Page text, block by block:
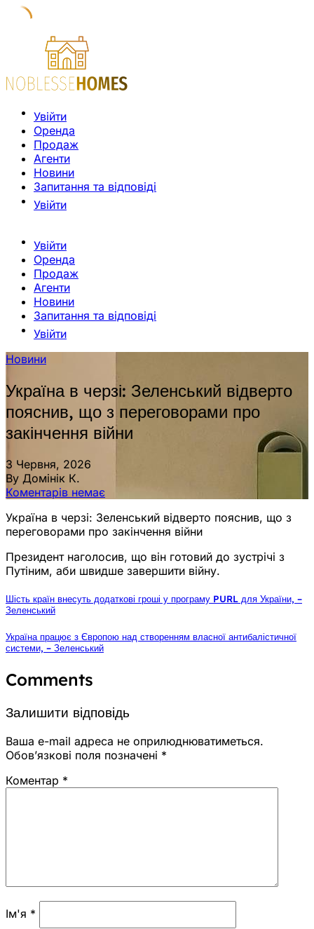
Увійти
Оренда
Продаж
Агенти
Новини
Запитання та відповіді
Увійти
Увійти
Оренда
Продаж
Агенти
Новини
Запитання та відповіді
Увійти
Новини
Україна в черзі: Зеленський відверто
пояснив, що з переговорами про
закінчення війни
3 Червня, 2026
By Домінік К.
Коментарів немає
Україна в черзі: Зеленський відверто пояснив, що з
переговорами про закінчення війни
Президент наголосив, що він готовий до зустрічі з
Путіним, аби швидше завершити війну.
Шість країн внесуть додаткові гроші у програму PURL для України, –
Зеленський
Україна працює з Європою над створенням власної антибалістичної
системи, – Зеленський
Comments
Залишити відповідь
Ваша e-mail адреса не оприлюднюватиметься.
Обов’язкові поля позначені *
Коментар *
Ім'я *